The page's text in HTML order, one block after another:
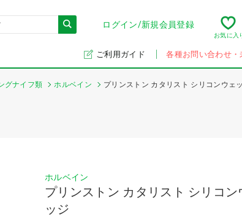
ログイン/新規会員登録
お気に入
ご利用ガイド 各種お問い合わせ
グナイフ類 ホルベイン プリンストン カタリスト シリコンウェ
ホルベイン
プリンストン カタリスト シリコン
ッジ